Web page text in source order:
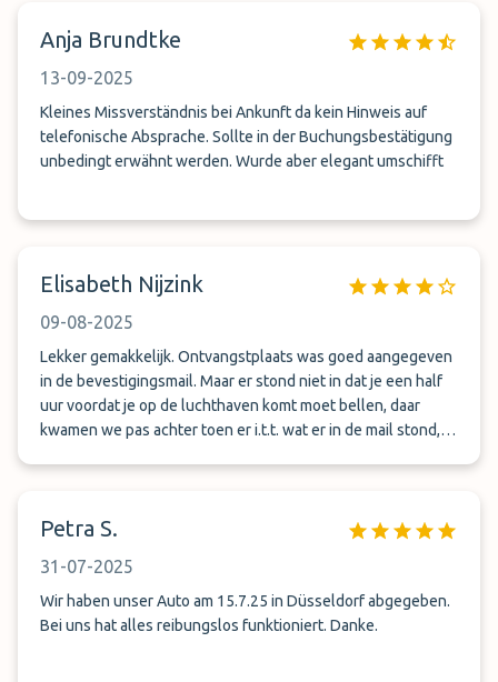
Anja Brundtke
13-09-2025
Kleines Missverständnis bei Ankunft da kein Hinweis auf
telefonische Absprache. Sollte in der Buchungsbestätigung
unbedingt erwähnt werden. Wurde aber elegant umschifft
Elisabeth Nijzink
09-08-2025
Lekker gemakkelijk. Ontvangstplaats was goed aangegeven
in de bevestigingsmail. Maar er stond niet in dat je een half
uur voordat je op de luchthaven komt moet bellen, daar
kwamen we pas achter toen er i.t.t. wat er in de mail stond,
Petra S.
31-07-2025
Wir haben unser Auto am 15.7.25 in Düsseldorf abgegeben.
Bei uns hat alles reibungslos funktioniert. Danke.